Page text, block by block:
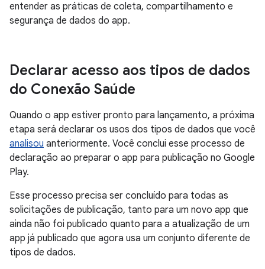
entender as práticas de coleta, compartilhamento e
segurança de dados do app.
Declarar acesso aos tipos de dados
do Conexão Saúde
Quando o app estiver pronto para lançamento, a próxima
etapa será declarar os usos dos tipos de dados que você
analisou anteriormente. Você conclui esse processo de
declaração ao preparar o app para publicação no Google
Play.
Esse processo precisa ser concluído para todas as
solicitações de publicação, tanto para um novo app que
ainda não foi publicado quanto para a atualização de um
app já publicado que agora usa um conjunto diferente de
tipos de dados.